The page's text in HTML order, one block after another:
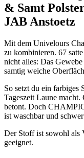
& Samt
JAB Anstoetz
Mit dem Univelours
zu kombinieren. 67
nicht alles: Das
samtig weiche
So setzt du ein farbiges
Tageszeit Laune
betont. Doch
ist waschbar und
Der Stoff ist sowohl als
geeignet.